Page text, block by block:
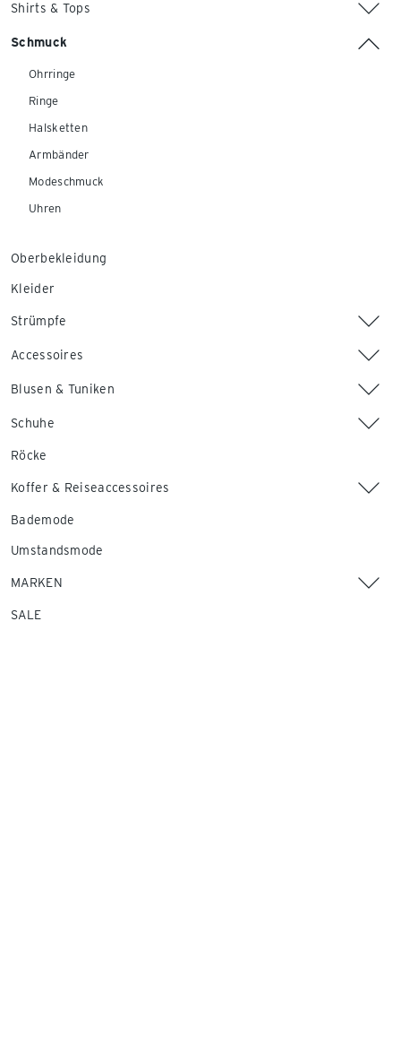
Shirts & Tops
Schmuck
Ohrringe
Ringe
Halsketten
Armbänder
Modeschmuck
Uhren
Oberbekleidung
Kleider
Strümpfe
Accessoires
Blusen & Tuniken
Schuhe
Röcke
Koffer & Reiseaccessoires
Bademode
Umstandsmode
MARKEN
SALE